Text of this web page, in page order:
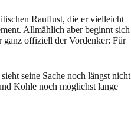
Rauflust, die er vielleicht
Allmählich aber beginnt sich
ganz offiziell der Vordenker: Für
seine Sache noch längst nicht
Kohle noch möglichst lange